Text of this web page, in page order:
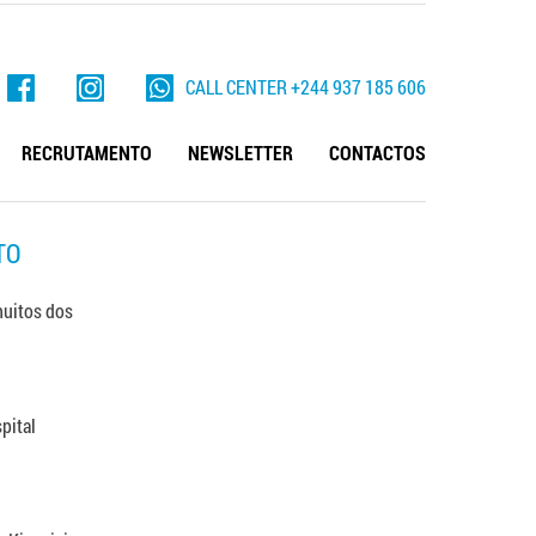
CALL CENTER+244937 185 606
RECRUTAMENTO NEWSLETTER CONTACTOS
dos